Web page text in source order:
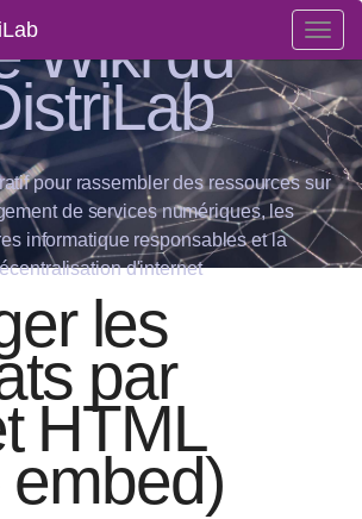
Wiki du
pour rassembler des ressources sur
de services numériques, les
informatique responsables et la
d'internet
les
par
HTML
embed)